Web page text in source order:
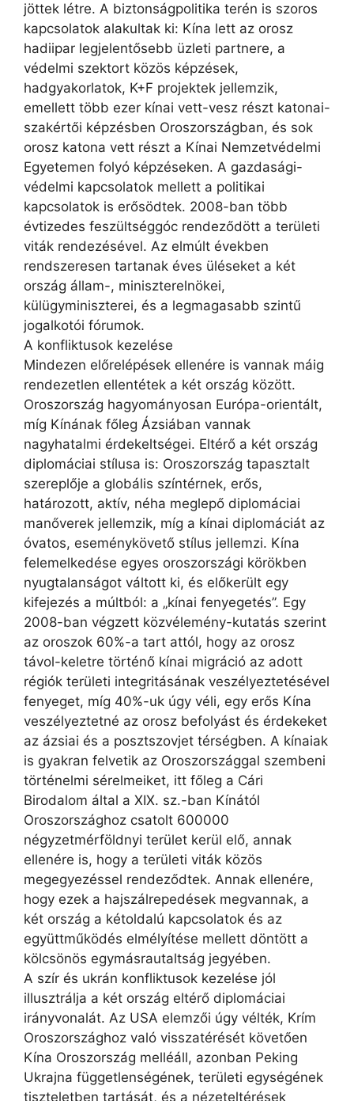
jöttek létre. A biztonságpolitika terén is szoros
kapcsolatok alakultak ki: Kína lett az orosz
hadiipar legjelentősebb üzleti partnere, a
védelmi szektort közös képzések,
hadgyakorlatok, K+F projektek jellemzik,
emellett több ezer kínai vett-vesz részt katonai-
szakértői képzésben Oroszországban, és sok
orosz katona vett részt a Kínai Nemzetvédelmi
Egyetemen folyó képzéseken. A gazdasági-
védelmi kapcsolatok mellett a politikai
kapcsolatok is erősödtek. 2008-ban több
évtizedes feszültséggóc rendeződött a területi
viták rendezésével. Az elmúlt években
rendszeresen tartanak éves üléseket a két
ország állam-, miniszterelnökei,
külügyminiszterei, és a legmagasabb szintű
jogalkotói fórumok.
A konfliktusok kezelése
Mindezen előrelépések ellenére is vannak máig
rendezetlen ellentétek a két ország között.
Oroszország hagyományosan Európa-orientált,
míg Kínának főleg Ázsiában vannak
nagyhatalmi érdekeltségei. Eltérő a két ország
diplomáciai stílusa is: Oroszország tapasztalt
szereplője a globális színtérnek, erős,
határozott, aktív, néha meglepő diplomáciai
manőverek jellemzik, míg a kínai diplomáciát az
óvatos, eseménykövető stílus jellemzi. Kína
felemelkedése egyes oroszországi körökben
nyugtalanságot váltott ki, és előkerült egy
kifejezés a múltból: a „kínai fenyegetés”. Egy
2008-ban végzett közvélemény-kutatás szerint
az oroszok 60%-a tart attól, hogy az orosz
távol-keletre történő kínai migráció az adott
régiók területi integritásának veszélyeztetésével
fenyeget, míg 40%-uk úgy véli, egy erős Kína
veszélyeztetné az orosz befolyást és érdekeket
az ázsiai és a posztszovjet térségben. A kínaiak
is gyakran felvetik az Oroszországgal szembeni
történelmi sérelmeiket, itt főleg a Cári
Birodalom által a XIX. sz.-ban Kínától
Oroszországhoz csatolt 600000
négyzetmérföldnyi terület kerül elő, annak
ellenére is, hogy a területi viták közös
megegyezéssel rendeződtek. Annak ellenére,
hogy ezek a hajszálrepedések megvannak, a
két ország a kétoldalú kapcsolatok és az
együttműködés elmélyítése mellett döntött a
kölcsönös egymásrautaltság jegyében.
A szír és ukrán konfliktusok kezelése jól
illusztrálja a két ország eltérő diplomáciai
irányvonalát. Az USA elemzői úgy vélték, Krím
Oroszországhoz való visszatérését követően
Kína Oroszország melléáll, azonban Peking
Ukrajna függetlenségének, területi egységének
tiszteletben tartását, és a nézeteltérések